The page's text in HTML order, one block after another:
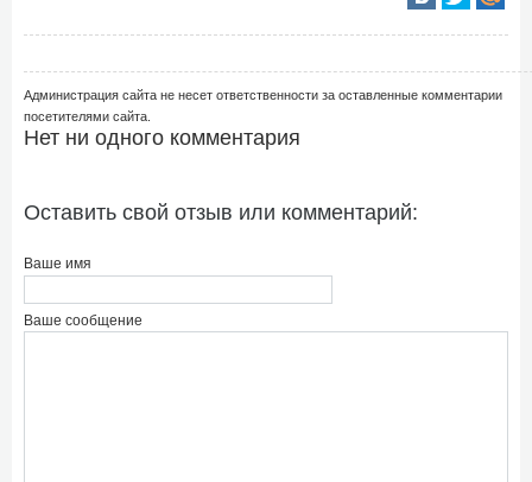
Администрация сайта не несет ответственности за оставленные комментарии
посетителями сайта.
Нет ни одного комментария
Оставить свой отзыв или комментарий:
Ваше имя
Ваше сообщение